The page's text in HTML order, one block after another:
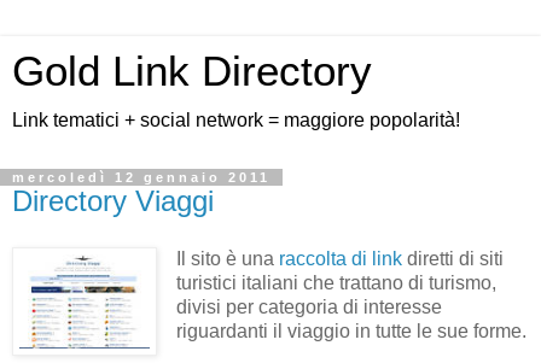
Gold Link Directory
Link tematici + social network = maggiore popolarità!
mercoledì 12 gennaio 2011
Directory Viaggi
Il sito è una raccolta di linkdiretti di siti
turistici italiani che trattano di turismo,
divisi per categoria di interesse
riguardanti il viaggio in tutte le sue forme.